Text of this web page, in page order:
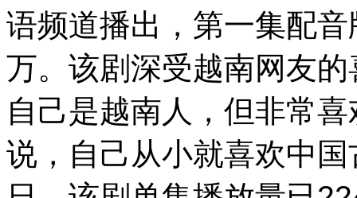
语频道播出，第一集配
万。该剧深受越南网友
自己是越南人，但非常
说，自己从小就喜欢中